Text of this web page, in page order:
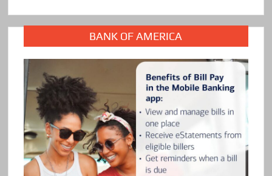
BANK OF AMERICA